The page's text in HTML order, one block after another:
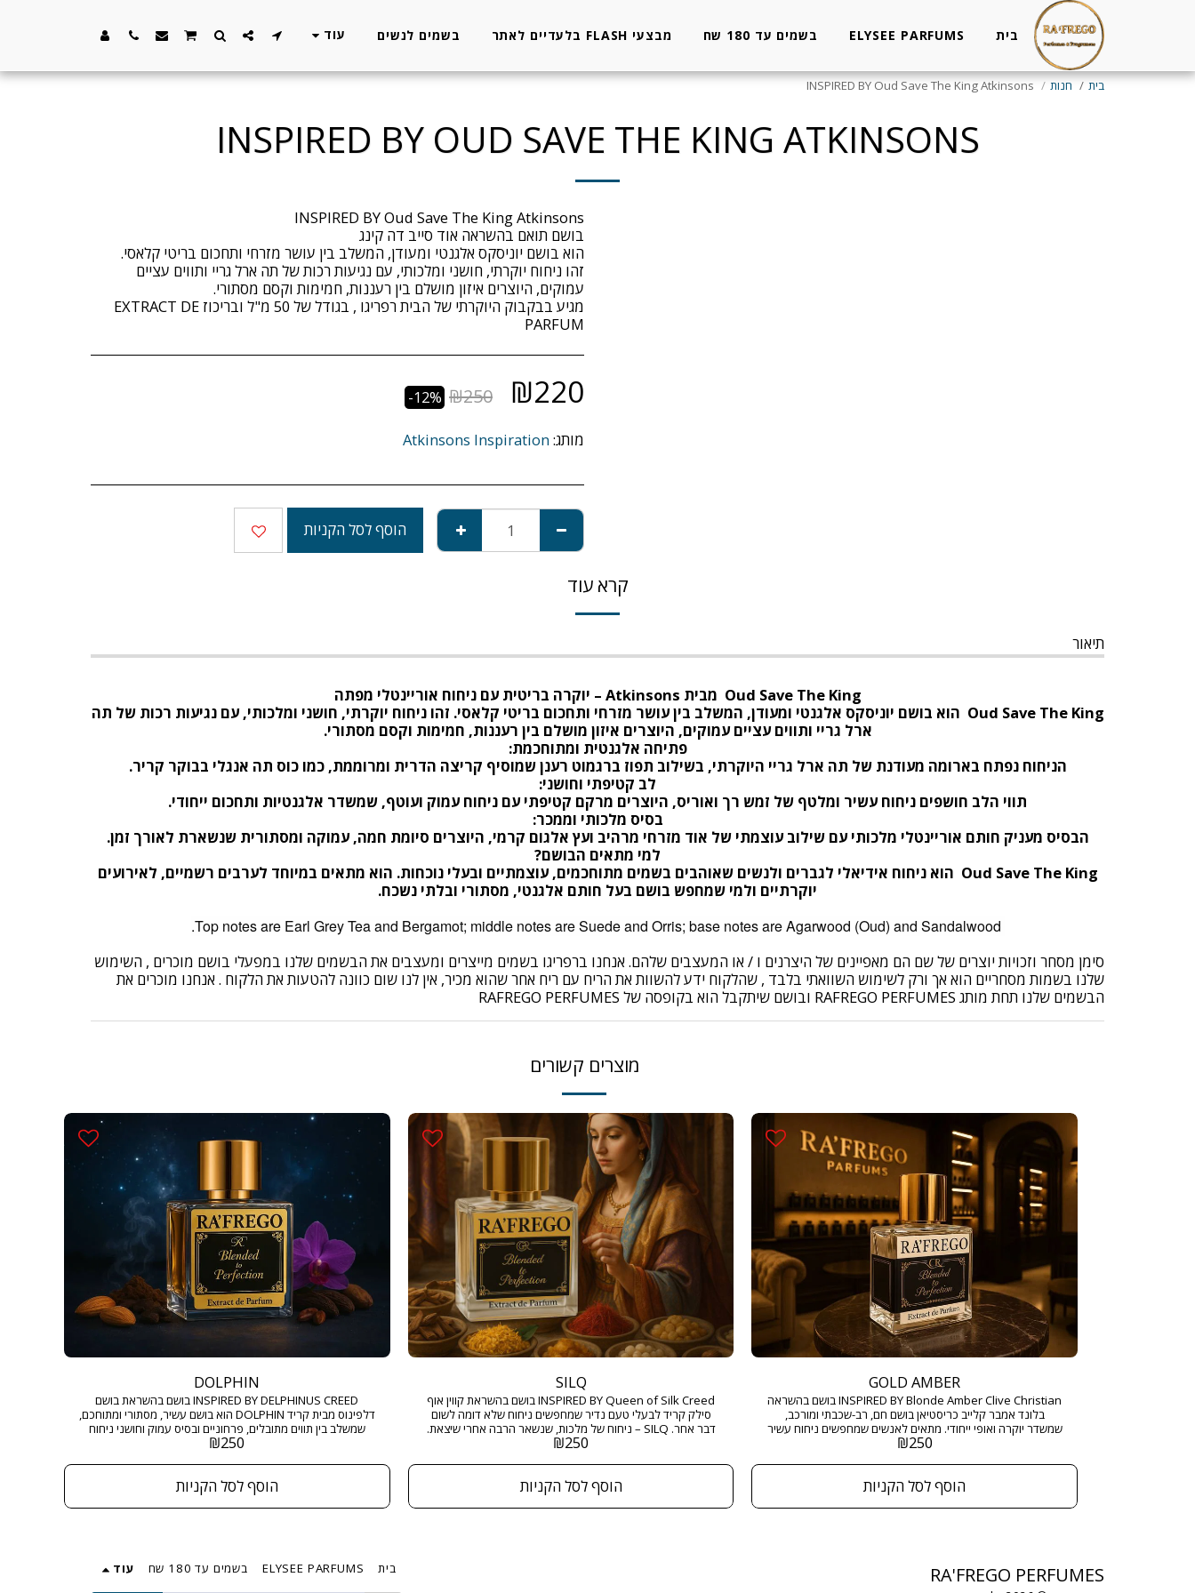
בית ELYSEE PARFUMS בשמים עד 180 שח מבצעי FLASH בלעדיים לאתר בשמים לנשים עוד
בית חנות INSPIRED BY Oud Save The King Atkinsons
INSPIRED BY OUD SAVE THE KING ATKINSONS
זהו ניחוח יוקרתי, חושני ומלכותי, עם נגיעות רכות של תה ארל גריי ותווים עציים
מגיע בבקבוק היוקרתי של הבית רפריגו , בגודל של 50 מ"ל ובריכוז EXTRACT DE
PARFUM
₪220
₪250
-12%
מותג:Atkinsons Inspiration
הוסף לסל הקניות
קרא עוד
תיאור
Oud Save The King מבית
יוקרה בריטית עם ניחוח אוריינטלי מפתה
Oud Save The King הוא בושם יוניסקס אלגנטי ומעודן, המשלב בין עושר מזרחי ותחכום בריטי קלאסי. זהו ניחוח יוקרתי, חושני ומלכותי, עם נגיעות רכות של תה
ארל גריי ותווים עציים עמוקים, היוצרים איזון מושלם בין רעננות, חמימות וקסם מסתורי.
פתיחה אלגנטית ומתוחכמת:
הניחוח נפתח בארומה מעודנת של תה ארל גריי היוקרתי, בשילוב תפוז ברגמוט רענן שמוסיף קריצה הדרית ומרוממת, כמו כוס תה אנגלי בבוקר קריר.
לב קטיפתי וחושני:
תווי הלב חושפים ניחוח עשיר ומלטף של זמש רך ואוריס, היוצרים מרקם קטיפתי עם ניחוח עמוק ועוטף, שמשדר אלגנטיות ותחכום ייחודי.
בסיס מלכותי וממכר:
הבסיס מעניק חותם אוריינטלי מלכותי עם שילוב עוצמתי של אוד מזרחי מרהיב ועץ אלגום קרמי, היוצרים סיומת חמה, עמוקה ומסתורית שנשארת לאורך זמן.
למי מתאים הבושם?
Oud Save The King הוא ניחוח אידיאלי לגברים ולנשים שאוהבים בשמים מתוחכמים, עוצמתיים ובעלי נוכחות. הוא מתאים במיוחד לערבים רשמיים, לאירועים
יוקרתיים ולמי שמחפש בושם בעל חותם אלגנטי, מסתורי ובלתי נשכח.
סימן מסחר וזכויות יוצרים של שם הם מאפיינים של היצרנים ו / או המעצבים שלהם. אנחנו ברפריגו בשמים מייצרים ומעצבים את הבשמים שלנו במפעלי בושם מוכרים , השימוש
שלנו בשמות מסחריים הוא אך ורק לשימוש השוואתי בלבד , שהלקוח ידע להשוות את הריח עם ריח אחר שהוא מכיר, אין לנו שום כוונה להטעות את הלקוח . אנחנו מוכרים את
הבשמים שלנו תחת מותג RAFREGO PERFUMES ובושם שיתקבל הוא בקופסה של RAFREGO PERFUMES
מוצרים קשורים
GOLD AMBER
INSPIRED BY Blonde Amber Clive Christian בושם בהשראה
בלונד אמבר קלייב כריסטיאן בושם חם, רב-שכבתי ומורכב,
שמשדר יוקרה ואופי ייחודי. מתאים לאנשים שמחפשים ניחוח עשיר
שמתאים לאירועים מיוחדים או לערבים בלתי נשכחים. ניחוח
₪250
הוסף לסל הקניות
SILQ
INSPIRED BY Queen of Silk Creed בושם בהשראת קווין אוף
סילק קריד לבעלי טעם נדיר שמחפשים ניחוח שלא דומה לשום
דבר אחר. SILQ – ניחוח של מלכות, שנשאר הרבה אחרי שיצאת.
₪250
הוסף לסל הקניות
DOLPHIN
INSPIRED BY DELPHINUS CREED בושם בהשראת בושם
דלפינוס מבית קריד DOLPHIN הוא בושם עשיר, מסתורי ומתוחכם,
שמשלב בין תווים מתובלים, פרחוניים ובסיס עמוק וחושני ניחוח
₪250
הוסף לסל הקניות
RA'FREGO PERFUMES בית ELYSEE PARFUMS בשמים עד 180 שח עוד